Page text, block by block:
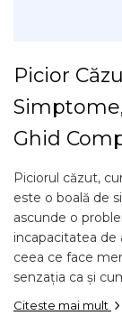
Picior
Ghid
Piciorul căzut,
este o boală de
ascunde o
incapacitatea de
ceea ce face
senzația ca și
Citeste mai mult